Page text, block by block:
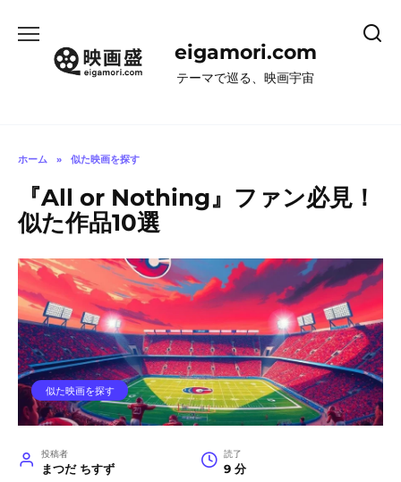
eigamori.com
テーマで巡る、映画宇宙
ホーム » 似た映画を探す
『All or Nothing』ファン必見！
似た作品10選
似た映画を探す
投稿者
まつだ ちすず
読了
9 分